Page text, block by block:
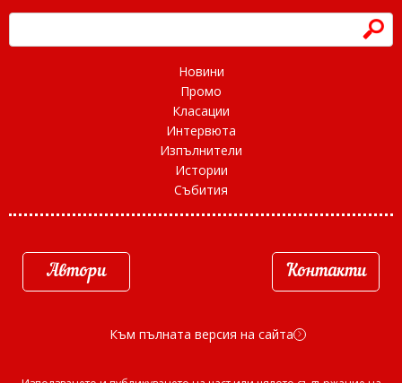
h
Новини
Промо
Класации
Интервюта
Изпълнители
Истории
Събития
Автори Контакти
Към пълната версия на сайта d